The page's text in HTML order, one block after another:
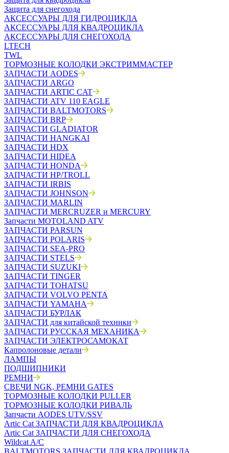
Защита для снегохода
АКСЕССУАРЫ ДЛЯ ГИДРОЦИКЛА
АКСЕССУАРЫ ДЛЯ КВАДРОЦИКЛА
АКСЕССУАРЫ ДЛЯ СНЕГОХОДА
LTECH
TWL
ТОРМОЗНЫЕ КОЛОДКИ ЭКСТРИММАСТЕР
ЗАПЧАСТИ AODES
ЗАПЧАСТИ ARGO
ЗАПЧАСТИ ARTIC CAT
ЗАПЧАСТИ ATV 110 EAGLE
ЗАПЧАСТИ BALTMOTORS
ЗАПЧАСТИ BRP
ЗАПЧАСТИ GLADIATOR
ЗАПЧАСТИ HANGKAI
ЗАПЧАСТИ HDX
ЗАПЧАСТИ HIDEA
ЗАПЧАСТИ HONDA
ЗАПЧАСТИ HP/TROLL
ЗАПЧАСТИ IRBIS
ЗАПЧАСТИ JOHNSON
ЗАПЧАСТИ MARLIN
ЗАПЧАСТИ MERCRUZER и MERCURY
Запчасти MOTOLAND ATV
ЗАПЧАСТИ PARSUN
ЗАПЧАСТИ POLARIS
ЗАПЧАСТИ SEA-PRO
ЗАПЧАСТИ STELS
ЗАПЧАСТИ SUZUKI
ЗАПЧАСТИ TINGER
ЗАПЧАСТИ TOHATSU
ЗАПЧАСТИ VOLVO PENTA
ЗАПЧАСТИ YAMAHA
ЗАПЧАСТИ БУРЛАК
ЗАПЧАСТИ для китайской техники
ЗАПЧАСТИ РУССКАЯ МЕХАНИКА
ЗАПЧАСТИ ЭЛЕКТРОСАМОКАТ
Капролоновые детали
ЛАМПЫ
ПОДШИПНИКИ
РЕМНИ
СВЕЧИ NGK, РЕМНИ GATES
ТОРМОЗНЫЕ КОЛОДКИ PULLER
ТОРМОЗНЫЕ КОЛОДКИ РИВАЛЬ
Запчасти AODES UTV/SSV
Artic Cat ЗАПЧАСТИ ДЛЯ КВАДРОЦИКЛА
Artic Cat ЗАПЧАСТИ ДЛЯ СНЕГОХОДА
Wildcat A/C
BALTMOTORS ЗАПЧАСТИ ДЛЯ КВАДРОЦИКЛА